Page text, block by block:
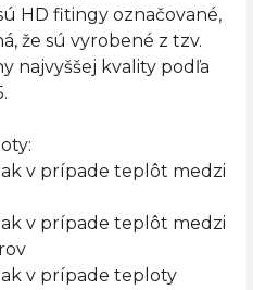
HD fitingy označované,
že sú vyrobené z tzv.
najvyššej kvality podľa
v prípade teplôt medzi
v prípade teplôt medzi
v prípade teploty